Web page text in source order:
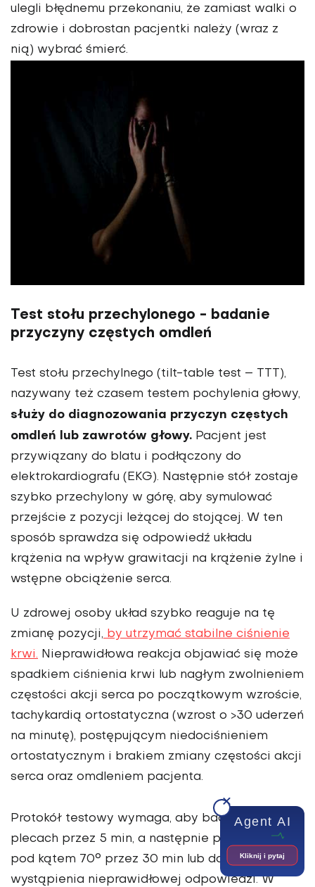
ulegli błędnemu przekonaniu, że zamiast walki o
zdrowie i dobrostan pacjentki należy (wraz z
nią) wybrać śmierć.
Test stołu przechylonego - badanie
przyczyny częstych omdleń
Test stołu przechylnego (tilt-table test – TTT),
nazywany też czasem testem pochylenia głowy,
służy do diagnozowania przyczyn częstych
omdleń lub zawrotów głowy. Pacjent jest
przywiązany do blatu i podłączony do
elektrokardiografu (EKG). Następnie stół zostaje
szybko przechylony w górę, aby symulować
przejście z pozycji leżącej do stojącej. W ten
sposób sprawdza się odpowiedź układu
krążenia na wpływ grawitacji na krążenie żylne i
wstępne obciążenie serca.
U zdrowej osoby układ szybko reaguje na tę
zmianę pozycji, by utrzymać stabilne ciśnienie
krwi. Nieprawidłowa reakcja objawiać się może
spadkiem ciśnienia krwi lub nagłym zwolnieniem
częstości akcji serca po początkowym wzroście,
tachykardią ortostatyczna (wzrost o >30 uderzeń
na minutę), postępującym niedociśnieniem
ortostatycznym i brakiem zmiany częstości akcji
serca oraz omdleniem pacjenta.
Protokół testowy wymaga, aby badany leżał na
plecach przez 5 min, a następnie przechylony
pod kątem 70° przez 30 min lub do momentu
wystąpienia nieprawidłowej odpowiedzi. W
Agent AI
Kliknij i pytaj